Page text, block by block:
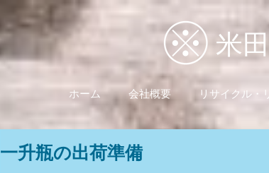
米
ホーム 会社概要 リサイクル・
一升瓶の出荷準備